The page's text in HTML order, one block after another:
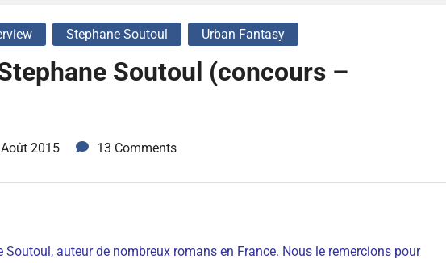
Stephane Soutoul Urban Fantasy
Soutoul (concours –
2015 13 Comments
Soutoul, auteur de nombreux romans en France. Nous le remercions pour